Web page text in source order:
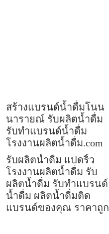
สร้างแบรนด์น้ำดื่มโนน
นารายณ์ รับผลิตน้ำดื่ม
รับทำแบรนด์น้ำดื่ม
โรงงานผลิตน้ำดื่ม.com
รับผลิตน้ำดื่ม แปดริ้ว
โรงงานผลิตน้ำดื่ม รับ
ผลิตน้ำดื่ม รับทำแบรนด์
น้ำดื่ม ผลิตน้ำดื่มติด
แบรนด์ของคุณ ราคาถูก